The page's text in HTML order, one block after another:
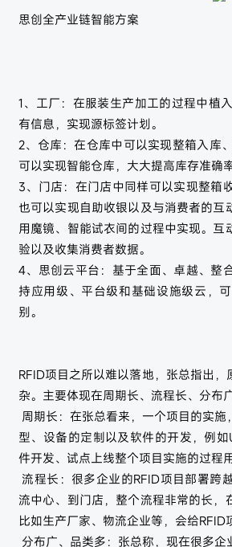
思创全产业链智能方案
1、工厂：在服装生产加工的过程中植
有信息，实现源标签计划。
2、仓库：在仓库中可以实现整箱入库
可以实现智能仓库，大大提高库存准确
3、门店：在门店中同样可以实现整箱
也可以实现自助收银以及与消费者的
用魔镜、智能试衣间的过程中实现。
验以及收集消费者数据。
4、思创云平台：基于全面、卓越、整
持应用级、平台级和基础设施级云，
别。
RFID项目之所以难以落地，张总指出
杂。主要体现在周期长、流程长、分布
周期长：在张总看来，一个项目的实
型、设备的定制以及软件的开发，例
件开发、试点上线整个项目实施的过程
流程长：很多企业的RFID项目部署跨
流中心、到门店，整个流程非常的长
比如生产厂家、物流企业等，会给
分布广、品类多：张总称，现在很多